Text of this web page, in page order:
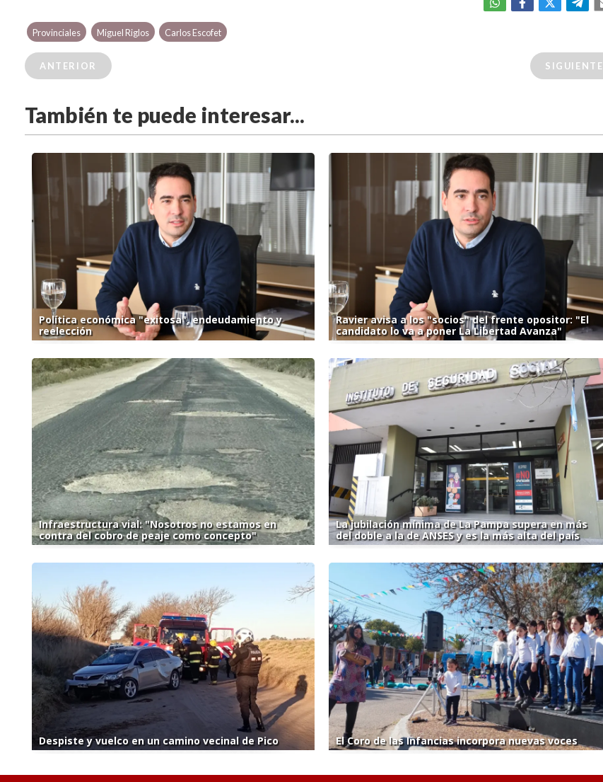
Provinciales Miguel Riglos Carlos Escofet
ANTERIOR SIGUIENTE
También te puede interesar...
Política económica "exitosa", endeudamiento y
reelección
Ravier avisa a los "socios" del frente opositor: "El
candidato lo va a poner La Libertad Avanza"
Infraestructura vial: "Nosotros no estamos en
contra del cobro de peaje como concepto"
La jubilación mínima de La Pampa supera en más
del doble a la de ANSES y es la más alta del país
Despiste y vuelco en un camino vecinal de Pico El Coro de las Infancias incorpora nuevas voces